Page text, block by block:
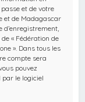
et de votre
et de Madagascar
« Fédération de
». Dans tous les
compte sera
pouvez
par le logiciel